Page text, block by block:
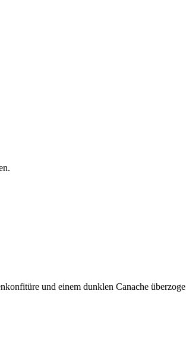
und einem dunklen Canache überzoge